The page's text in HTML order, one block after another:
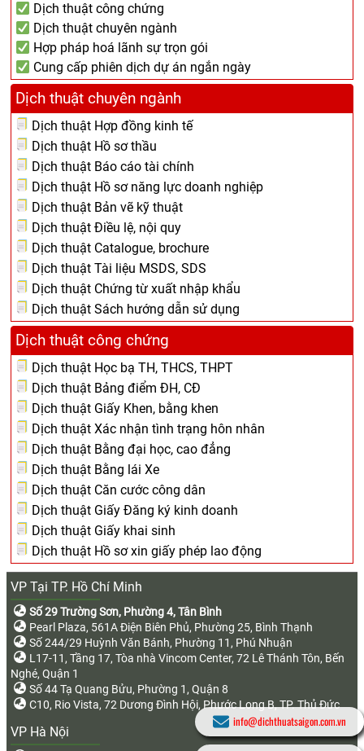
Dịch thuật công chứng
Dịch thuật chuyên ngành
Hợp pháp hoá lãnh sự trọn gói
Cung cấp phiên dịch dự án ngắn ngày
Dịch thuật chuyên ngành
Dịch thuật Hợp đồng kinh tế
Dịch thuật Hồ sơ thầu
Dịch thuật Báo cáo tài chính
Dịch thuật Hồ sơ năng lực doanh nghiệp
Dịch thuật Bản vẽ kỹ thuật
Dịch thuật Điều lệ, nội quy
Dịch thuật Catalogue, brochure
Dịch thuật Tài liệu MSDS, SDS
Dịch thuật Chứng từ xuất nhập khẩu
Dịch thuật Sách hướng dẫn sử dụng
Dịch thuật công chứng
Dịch thuật Học bạ TH, THCS, THPT
Dịch thuật Bảng điểm ĐH, CĐ
Dịch thuật Giấy Khen, bằng khen
Dịch thuật Xác nhận tình trạng hôn nhân
Dịch thuật Bằng đại học, cao đẳng
Dịch thuật Bằng lái Xe
Dịch thuật Căn cước công dân
Dịch thuật Giấy Đăng ký kinh doanh
Dịch thuật Giấy khai sinh
Dịch thuật Hồ sơ xin giấy phép lao động
VP Tại TP. Hồ Chí Minh
Số 29 Trường Sơn, Phường 4, Tân Bình
Pearl Plaza, 561A Điện Biên Phủ, Phường 25, Bình Thạnh
Số 244/29 Huỳnh Văn Bánh, Phường 11, Phú Nhuận
L17-11, Tầng 17, Tòa nhà Vincom Center, 72 Lê Thánh Tôn, Bến
Nghé, Quận 1
Số 44 Tạ Quang Bửu, Phường 1, Quận 8
C10, Rio Vista, 72 Dương Đình Hội, Phước Long B, TP. Thủ Đức
VP Hà Nội
info@dichthuatsaigon.com.vn